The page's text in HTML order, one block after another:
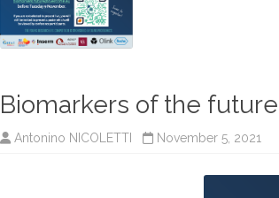
Biomarkers of the
Antonino NICOLETTI November 5, 2021